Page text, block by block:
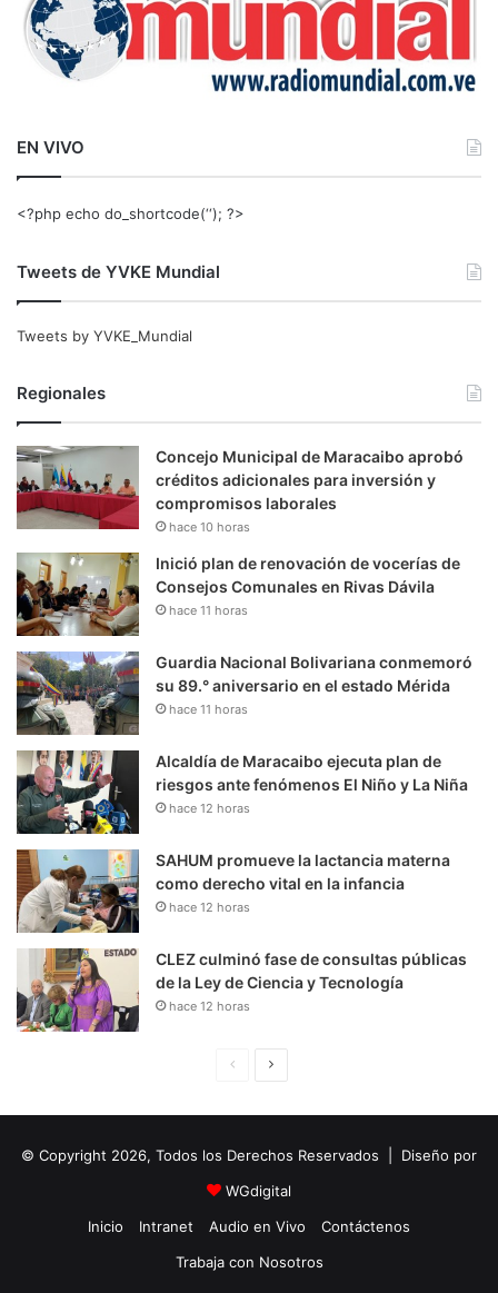
EN VIVO
<?php echo do_shortcode(‘‘); ?>
Tweets de YVKE Mundial
Tweets by YVKE_Mundial
Regionales
Concejo Municipal de Maracaibo aprobó
créditos adicionales para inversión y
compromisos laborales
hace 10 horas
Inició plan de renovación de vocerías de
Consejos Comunales en Rivas Dávila
hace 11 horas
Guardia Nacional Bolivariana conmemoró
su 89.° aniversario en el estado Mérida
hace 11 horas
Alcaldía de Maracaibo ejecuta plan de
riesgos ante fenómenos El Niño y La Niña
hace 12 horas
SAHUM promueve la lactancia materna
como derecho vital en la infancia
hace 12 horas
CLEZ culminó fase de consultas públicas
de la Ley de Ciencia y Tecnología
hace 12 horas
i
n
a
u
i
e
© Copyright 2026, Todos los Derechos Reservados | Diseño por
WGdigital
Inicio
Intranet Audio en Vivo
Contáctenos
Trabaja con Nosotros